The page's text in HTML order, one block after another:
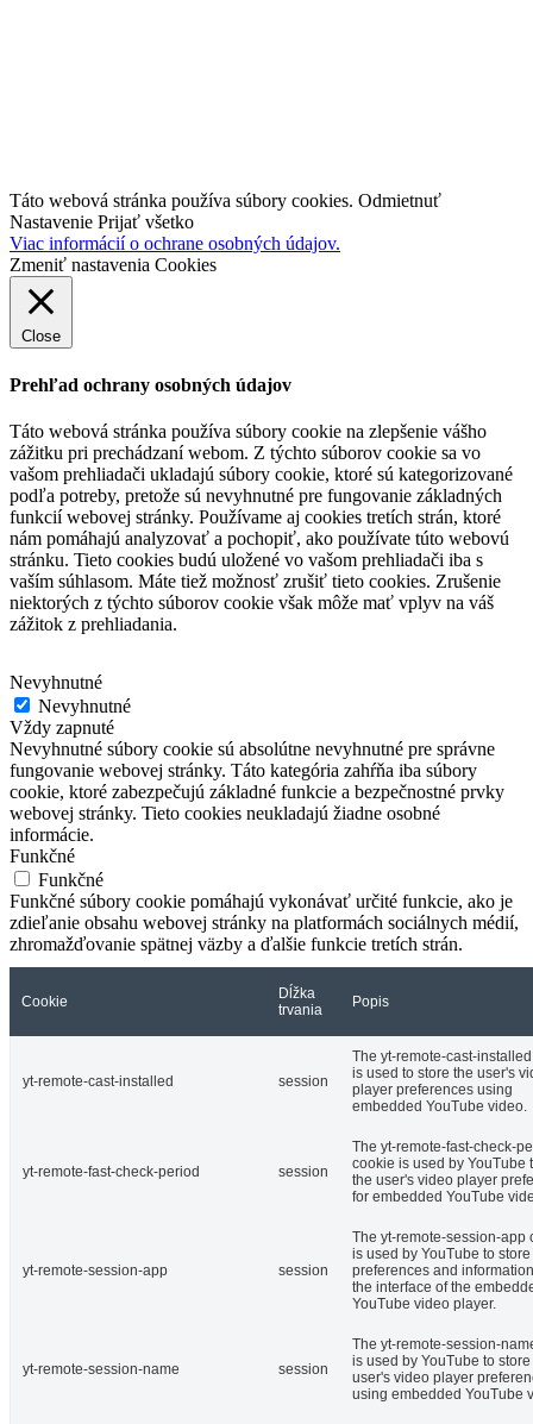
Táto webová stránka používa súbory cookies. Odmietnuť
Nastavenie Prijať všetko
Viac informácií o ochrane osobných údajov.
Zmeniť nastavenia Cookies
Close
Prehľad ochrany osobných údajov
Táto webová stránka používa súbory cookie na zlepšenie vášho
zážitku pri prechádzaní webom. Z týchto súborov cookie sa vo
vašom prehliadači ukladajú súbory cookie, ktoré sú kategorizované
podľa potreby, pretože sú nevyhnutné pre fungovanie základných
funkcií webovej stránky. Používame aj cookies tretích strán, ktoré
nám pomáhajú analyzovať a pochopiť, ako používate túto webovú
stránku. Tieto cookies budú uložené vo vašom prehliadači iba s
vaším súhlasom. Máte tiež možnosť zrušiť tieto cookies. Zrušenie
niektorých z týchto súborov cookie však môže mať vplyv na váš
zážitok z prehliadania.
Nevyhnutné
Nevyhnutné
Vždy zapnuté
Nevyhnutné súbory cookie sú absolútne nevyhnutné pre správne
fungovanie webovej stránky. Táto kategória zahŕňa iba súbory
cookie, ktoré zabezpečujú základné funkcie a bezpečnostné prvky
webovej stránky. Tieto cookies neukladajú žiadne osobné
informácie.
Funkčné
Funkčné
Funkčné súbory cookie pomáhajú vykonávať určité funkcie, ako je
zdieľanie obsahu webovej stránky na platformách sociálnych médií,
zhromažďovanie spätnej väzby a ďalšie funkcie tretích strán.
Cookie
Dĺžka
trvania
Popis
yt-remote-cast-installed session
The yt-remote-cast-
is used to store the user's
player preferences using
embedded YouTube video.
yt-remote-fast-check-period session
The yt-remote-fast-check-
cookie is used by YouTube
the user's video player
for embedded YouTube
yt-remote-session-app session
The yt-remote-session-app
is used by YouTube to
preferences and
the interface of the
YouTube video player.
yt-remote-session-name session
The yt-remote-session-
is used by YouTube to
user's video player
using embedded YouTube